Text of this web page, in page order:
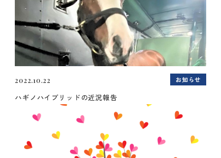
2022.10.22 お知らせ
ハギノハイブリッドの近況報告